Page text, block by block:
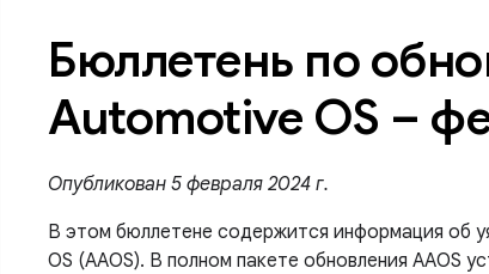
Бюллетень по
Automotive OS –
Опубликован 5 февраля 2024 г.
В этом бюллетене содержится информация об
OS (AAOS). В полном пакете обновления AAOS